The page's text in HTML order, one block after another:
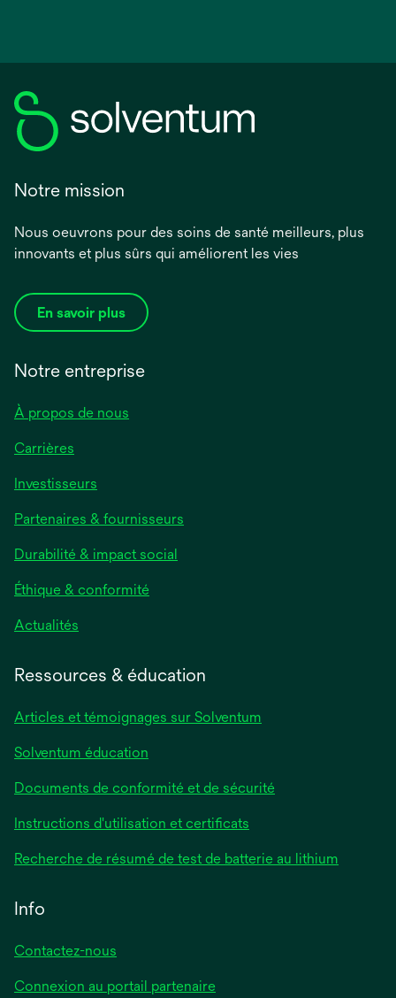
Notre mission
Nous oeuvrons pour des soins de santé meilleurs, plus
innovants et plus sûrs qui améliorent les vies
En savoir plus
Notre entreprise
À propos de nous
Carrières
Investisseurs
un
nouvel
onglet
Partenaires & fournisseurs
Durabilité & impact social
Éthique & conformité
Actualités
onglet
Ressources & éducation
Articles et témoignages sur Solventum
Solventum éducation
Documents de conformité et de sécurité
Instructions d'utilisation et certificats
un
Recherche de résumé de test de batterie au lithium
Info
Contactez-nous
Connexion au portail partenaire